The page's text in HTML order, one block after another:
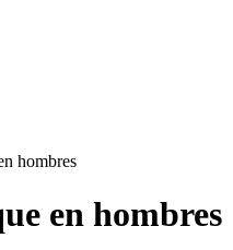
hombres
en hombres